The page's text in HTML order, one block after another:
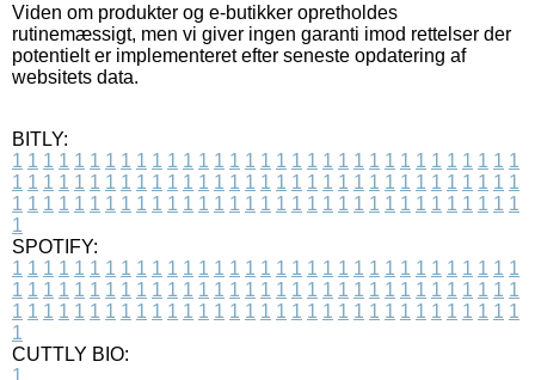
Viden om produkter og e-butikker opretholdes
rutinemæssigt, men vi giver ingen garanti imod rettelser der
potentielt er implementeret efter seneste opdatering af
websitets data.
BITLY:
1 1 1 1 1 1 1 1 1 1 1 1 1 1 1 1 1 1 1 1 1 1 1 1 1 1 1 1 1 1 1 1 1
1 1 1 1 1 1 1 1 1 1 1 1 1 1 1 1 1 1 1 1 1 1 1 1 1 1 1 1 1 1 1 1 1
1 1 1 1 1 1 1 1 1 1 1 1 1 1 1 1 1 1 1 1 1 1 1 1 1 1 1 1 1 1 1 1 1
1
SPOTIFY:
1 1 1 1 1 1 1 1 1 1 1 1 1 1 1 1 1 1 1 1 1 1 1 1 1 1 1 1 1 1 1 1 1
1 1 1 1 1 1 1 1 1 1 1 1 1 1 1 1 1 1 1 1 1 1 1 1 1 1 1 1 1 1 1 1 1
1 1 1 1 1 1 1 1 1 1 1 1 1 1 1 1 1 1 1 1 1 1 1 1 1 1 1 1 1 1 1 1 1
1
CUTTLY BIO:
1